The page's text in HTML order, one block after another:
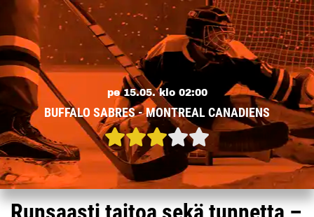
pe 15.05. klo 02:00
BUFFALO SABRES - MONTREAL CANADIENS